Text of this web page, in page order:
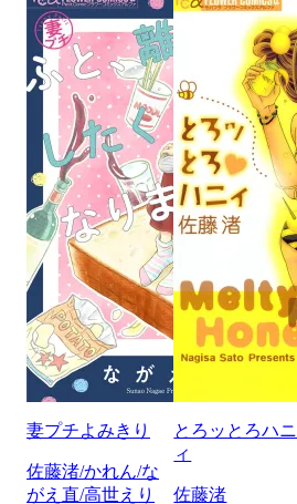
妻プチよみきり
佐藤渚/かれん/な
がえ直/高世えり
とろッとろハニ
ィ
佐藤渚